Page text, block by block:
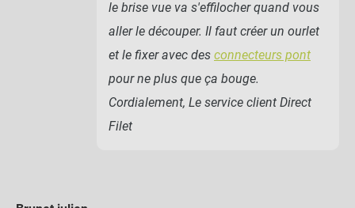
le brise vue va s'effilocher quand vous
aller le découper. Il faut créer un ourlet
et le fixer avec des connecteurs pont
pour ne plus que ça bouge.
Cordialement, Le service client Direct
Filet